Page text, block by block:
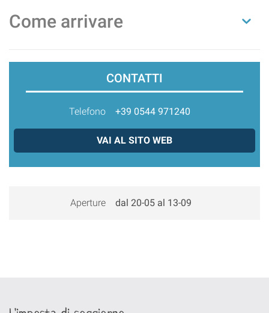
Come arrivare
CONTATTI
Telefono +39 0544 971240
VAI AL SITO WEB
Aperture dal 20-05 al 13-09